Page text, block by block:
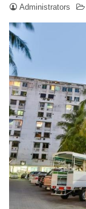
ทำเว็บไซต์รีสอร์ท
เกี่ยวกับเรา
Administrators